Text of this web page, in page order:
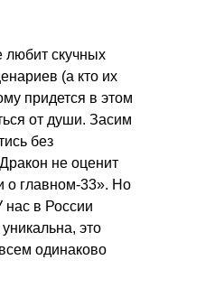
скучных
(а кто их
придется в этом
от души. Засим
без
не оценит
о главном-33». Но
нас в России
это
одинаково